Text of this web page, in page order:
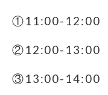
①11:00-12:00
②12:00-13:00
③13:00-14:00